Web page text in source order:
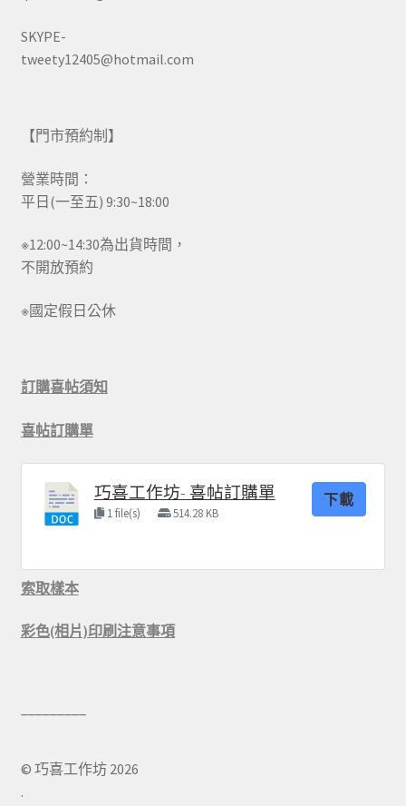
SKYPE-
tweety12405@hotmail.com
【門市預約制】
營業時間：
平日(一至五) 9:30~18:00
※12:00~14:30為出貨時間，
不開放預約
※國定假日公休
訂購喜帖須知
喜帖訂購單
巧喜工作坊- 喜帖訂購單
1 file(s) 514.28 KB
下載
索取樣本
彩色(相片)印刷注意事項
© 巧喜工作坊 2026
.